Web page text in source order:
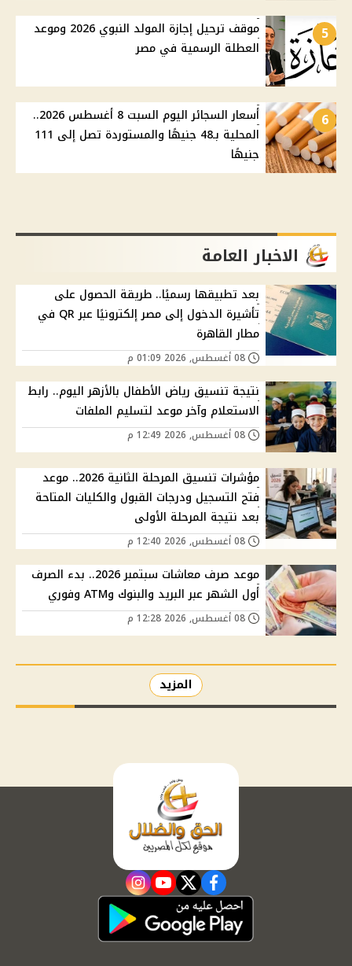
5
موقف ترحيل إجازة المولد النبوي 2026 وموعد
العطلة الرسمية في مصر
6
أسعار السجائر اليوم السبت 8 أغسطس 2026..
المحلية بـ48 جنيهًا والمستوردة تصل إلى 111
جنيهًا
الاخبار العامة
بعد تطبيقها رسميًا.. طريقة الحصول على
تأشيرة الدخول إلى مصر إلكترونيًا عبر QR في
مطار القاهرة
نتيجة تنسيق رياض الأطفال بالأزهر اليوم.. رابط
الاستعلام وآخر موعد لتسليم الملفات
مؤشرات تنسيق المرحلة الثانية 2026.. موعد
فتح التسجيل ودرجات القبول والكليات المتاحة
بعد نتيجة المرحلة الأولى
موعد صرف معاشات سبتمبر 2026.. بدء الصرف
أول الشهر عبر البريد والبنوك وATM وفوري
المزيد
facebook
twitter
youtube
instagram